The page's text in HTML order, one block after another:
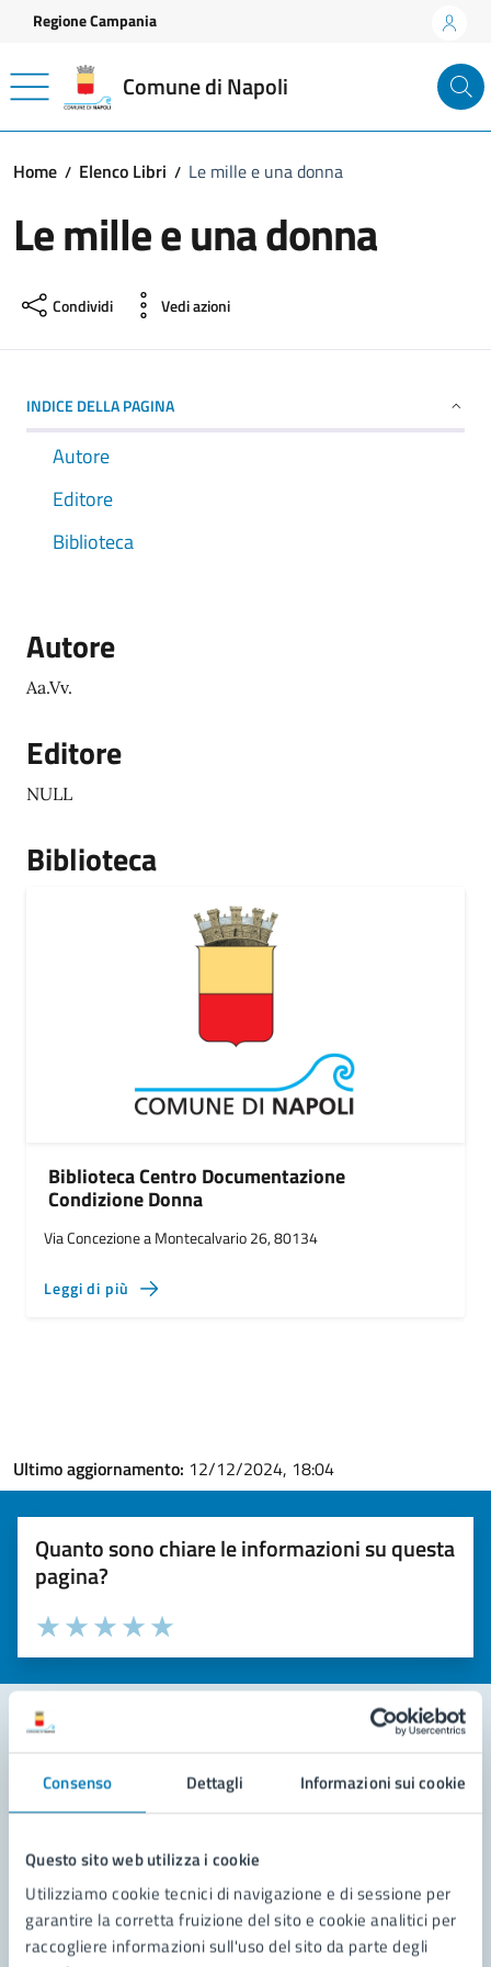
Consenso Dettagli Informazioni sui cookie
Questo sito web utilizza i cookie
Utilizziamo cookie tecnici di navigazione e di sessione per
garantire la corretta fruizione del sito e cookie analitici per
raccogliere informazioni sull'uso del sito da parte degli
Vai ai contenuti
Vai al footer
Regione Campania
Comune di Napoli
Home Elenco Libri Le mille e una donna
Le mille e una donna
Condividi Vedi azioni
INDICE DELLA PAGINA
Autore
Editore
Biblioteca
Autore
Aa.Vv.
Editore
NULL
Biblioteca
Biblioteca Centro Documentazione
Condizione Donna
Via Concezione a Montecalvario 26, 80134
Leggi di più
Ultimo aggiornamento: 12/12/2024, 18:04
Quanto sono chiare le informazioni su questa
pagina?
Valuta la chiarezza delle informazioni (da 1 a 5 stelle)
Seleziona il numero di stelle per valutare la chiarezza delle
Valuta 5 stelle su 5
Valuta 4 stelle su 5
Valuta 3 stelle su 5
Valuta 2 stelle su 5
Valuta 1 stelle su 5
Contatta il comune
Leggi le domande frequenti
Richiedi assistenza
Prenota appuntamento